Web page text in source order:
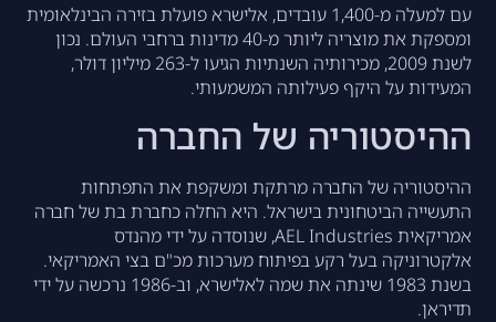
עם למעלה מ-1,400 עובדים, אלישרא פועלת בזירה הבינלאומית
ומספקת את מוצריה ליותר מ-40 מדינות ברחבי העולם. נכון
לשנת 2009, מכירותיה השנתיות הגיעו ל-263 מיליון דולר,
המעידות על היקף פעילותה המשמעותי.
ההיסטוריה של החברה
ההיסטוריה של החברה מרתקת ומשקפת את התפתחות
התעשייה הביטחונית בישראל. היא החלה כחברת בת של חברה
אמריקאית AEL Industries, שנוסדה על ידי מהנדס
אלקטרוניקה בעל רקע בפיתוח מערכות מכ"ם בצי האמריקאי.
בשנת 1983 שינתה את שמה לאלישרא, וב-1986 נרכשה על ידי
תדיראן.